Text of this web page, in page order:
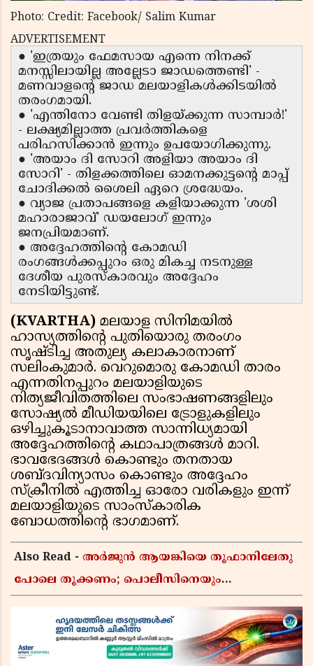
Photo: Credit: Facebook/ Salim Kumar
ADVERTISEMENT
● 'ഇത്രയും ഫേമസായ എന്നെ നിനക്ക്
മനസ്സിലായില്ല അല്ലേടാ ജാഡത്തെണ്ടി' -
മണവാളന്റെ ജാഡ മലയാളികൾക്കിടയിൽ
തരംഗമായി.
● 'എന്തിനോ വേണ്ടി തിളയ്ക്കുന്ന സാമ്പാർ!'
- ലക്ഷ്യമില്ലാത്ത പ്രവർത്തികളെ
പരിഹസിക്കാൻ ഇന്നും ഉപയോഗിക്കുന്നു.
● 'അയാം ദി സോറി അളിയാ അയാം ദി
സോറി' - തിളക്കത്തിലെ ഓമനക്കുട്ടന്റെ മാപ്പ്
ചോദിക്കൽ ശൈലി ഏറെ ശ്രദ്ധേയം.
● വ്യാജ പ്രതാപങ്ങളെ കളിയാക്കുന്ന 'ശശി
മഹാരാജാവ്' ഡയലോഗ് ഇന്നും
ജനപ്രിയമാണ്.
● അദ്ദേഹത്തിന്റെ കോമഡി
രംഗങ്ങൾക്കപ്പുറം ഒരു മികച്ച നടനുള്ള
ദേശീയ പുരസ്കാരവും അദ്ദേഹം
നേടിയിട്ടുണ്ട്.
(KVARTHA) മലയാള സിനിമയിൽ
ഹാസ്യത്തിന്റെ പുതിയൊരു തരംഗം
സൃഷ്ടിച്ച അതുല്യ കലാകാരനാണ്
സലിംകുമാർ. വെറുമൊരു കോമഡി താരം
എന്നതിനപ്പുറം മലയാളിയുടെ
നിത്യജീവിതത്തിലെ സംഭാഷണങ്ങളിലും
സോഷ്യൽ മീഡിയയിലെ ട്രോളുകളിലും
ഒഴിച്ചുകൂടാനാവാത്ത സാന്നിധ്യമായി
അദ്ദേഹത്തിന്റെ കഥാപാത്രങ്ങൾ മാറി.
ഭാവഭേദങ്ങൾ കൊണ്ടും തനതായ
ശബ്ദവിന്യാസം കൊണ്ടും അദ്ദേഹം
സ്ക്രീനിൽ എത്തിച്ച ഓരോ വരികളും ഇന്ന്
മലയാളിയുടെ സാംസ്കാരിക
ബോധത്തിന്റെ ഭാഗമാണ്.
Also Read - അർജുൻ ആയങ്കിയെ തൂഫാനിലേതു
പോലെ തൂക്കണം; പൊലീസിനെയും
ജയരാജൻ